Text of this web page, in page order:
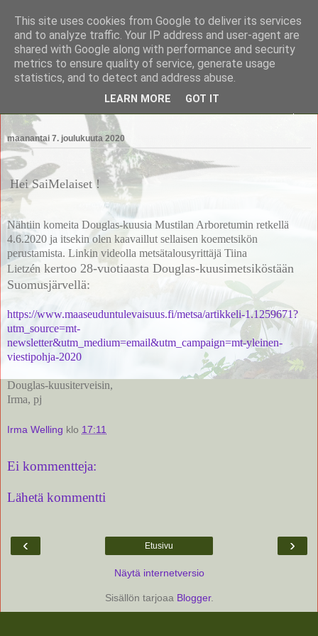
Saimaan Metsänomistajat
Saimaan Metsänomistajat
maanantai 7. joulukuuta 2020
Hei SaiMelaiset !
Nähtiin komeita Douglas-kuusia Mustilan Arboretumin retkellä
4.6.2020 ja itsekin olen kaavaillut sellaisen koemetsikön
perustamista. Linkin videolla metsätalousyrittäjä Tiina
Lietzén kertoo 28-vuotiaasta Douglas-kuusimetsiköstään
Suomusjärvellä:
https://www.maaseuduntulevaisuus.fi/metsa/artikkeli-1.1259671?
utm_source=mt-
newsletter&utm_medium=email&utm_campaign=mt-yleinen-
viestipohja-2020
Douglas-kuusiterveisin,
Irma, pj
Irma Welling klo 17:11
Ei kommentteja:
Lähetä kommentti
‹ ›
Etusivu
Näytä internetversio
Sisällön tarjoaa Blogger.
This site uses cookies from Google to deliver its services
and to analyze traffic. Your IP address and user-agent are
shared with Google along with performance and security
metrics to ensure quality of service, generate usage
statistics, and to detect and address abuse.
LEARN MORE GOT IT